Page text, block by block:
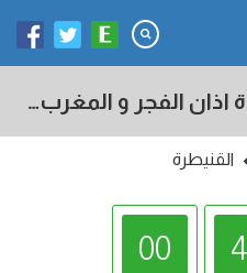
القنيطرة: مواقيت الصلاة اذان الفجر و المغرب في اليوم - المغرب
القنيطرة
00